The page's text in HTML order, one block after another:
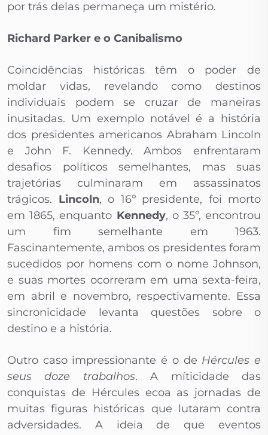
por trás delas permaneça um mistério.
Richard Parker e o Canibalismo
Coincidências históricas têm o poder de
moldar vidas, revelando como destinos
individuais podem se cruzar de maneiras
inusitadas. Um exemplo notável é a história
dos presidentes americanos Abraham Lincoln
e John F. Kennedy. Ambos enfrentaram
desafios políticos semelhantes, mas suas
trajetórias culminaram em assassinatos
trágicos. Lincoln, o 16º presidente, foi morto
em 1865, enquanto Kennedy, o 35º, encontrou
um fim semelhante em 1963.
Fascinantemente, ambos os presidentes foram
sucedidos por homens com o nome Johnson,
e suas mortes ocorreram em uma sexta-feira,
em abril e novembro, respectivamente. Essa
sincronicidade levanta questões sobre o
destino e a história.
Outro caso impressionante é o de Hércules e
seus doze trabalhos. A míticidade das
conquistas de Hércules ecoa as jornadas de
muitas figuras históricas que lutaram contra
adversidades. A ideia de que eventos